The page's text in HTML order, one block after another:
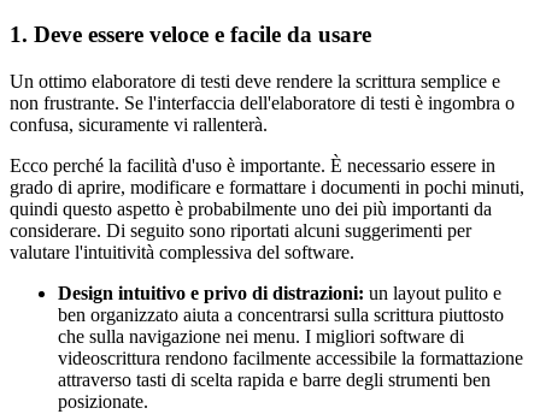
1. Deve essere veloce e facile da usare
Un ottimo elaboratore di testi deve rendere la scrittura semplice e
non frustrante. Se l'interfaccia dell'elaboratore di testi è ingombra o
confusa, sicuramente vi rallenterà.
Ecco perché la facilità d'uso è importante. È necessario essere in
grado di aprire, modificare e formattare i documenti in pochi minuti,
quindi questo aspetto è probabilmente uno dei più importanti da
considerare. Di seguito sono riportati alcuni suggerimenti per
valutare l'intuitività complessiva del software.
Design intuitivo e privo di distrazioni: un layout pulito e
ben organizzato aiuta a concentrarsi sulla scrittura piuttosto
che sulla navigazione nei menu. I migliori software di
videoscrittura rendono facilmente accessibile la formattazione
attraverso tasti di scelta rapida e barre degli strumenti ben
posizionate.